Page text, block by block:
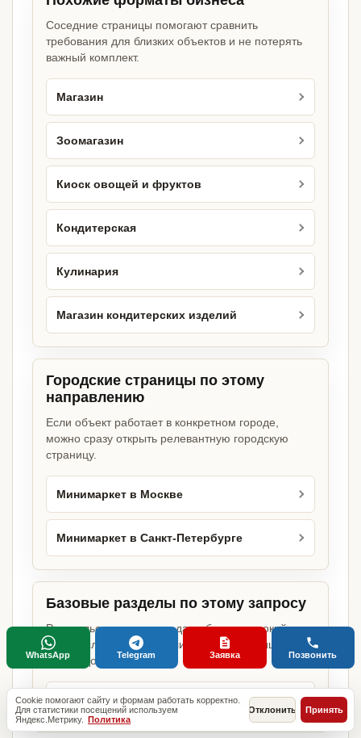
Соседние страницы помогают сравнить
требования для близких объектов и не потерять
важный комплект.
Магазин
Зоомагазин
Киоск овощей и фруктов
Кондитерская
Кулинария
Магазин кондитерских изделий
Городские страницы по этому
направлению
Если объект работает в конкретном городе,
можно сразу открыть релевантную городскую
страницу.
Минимаркет в Москве
Минимаркет в Санкт-Петербурге
Базовые разделы по этому запросу
Родительские страницы дают более широкий
обзор услуги, объекта или региона без лишних
переходов.
Оформление документов для бизнеса
Cookie помогают сайту и формам работать корректно.
Для статистики посещений используем
Яндекс.Метрику. Политика
Отклонить Принять
WhatsApp Telegram Заявка Позвонить